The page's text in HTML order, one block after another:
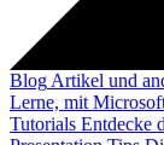
Blog Artikel und
Lerne, mit
Tutorials Entdecke